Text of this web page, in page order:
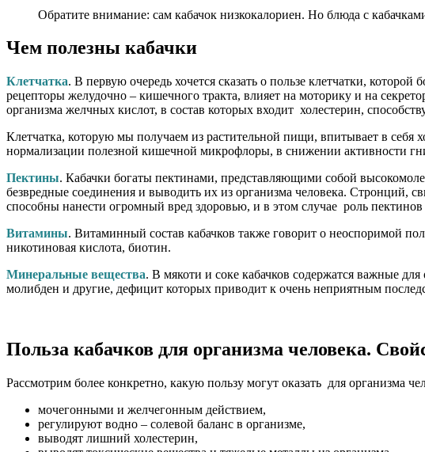
Обратите внимание: сам кабачок низкокалориен. Но блюда с
Чем полезны кабачки
Клетчатка. В первую очередь хочется сказать о пользе клетчатки,
рецепторы желудочно – кишечного тракта, влияет на моторику и на
организма желчных кислот, в состав которых входит холестерин,
Клетчатка, которую мы получаем из растительной пищи, впитывает в себя
нормализации полезной кишечной микрофлоры, в снижении активности
Пектины. Кабачки богаты пектинами, представляющими собой
безвредные соединения и выводить их из организма человека. Стронций,
способны нанести огромный вред здоровью, и в этом случае роль
Витамины. Витаминный состав кабачков также говорит о неоспоримой
никотиновая кислота, биотин.
Минеральные вещества. В мякоти и соке кабачков содержатся важные
молибден и другие, дефицит которых приводит к очень неприятным
Польза кабачков для организма человека.
Рассмотрим более конкретно, какую пользу могут оказать для организма
мочегонными и желчегонным действием,
регулируют водно – солевой баланс в организме,
выводят лишний холестерин,